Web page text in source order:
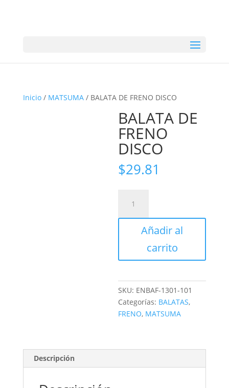
Inicio/ MATSUMA/ BALATA DE FRENO DISCO
BALATA DE
FRENO
DISCO
$29.81
FRENO
Añadir al
carrito
SKU: ENBAF-1301-101
Categorías: BALATAS,
FRENO, MATSUMA
Descripción